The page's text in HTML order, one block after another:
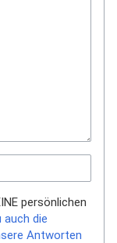
persönlichen
auch die
Antworten